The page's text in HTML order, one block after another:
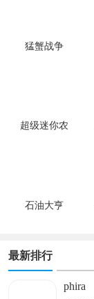
猛蟹战争
超级迷你农
石油大亨
最新排行
phira